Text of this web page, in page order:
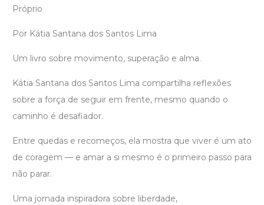
Próprio
Por Kátia Santana dos Santos Lima
Um livro sobre movimento, superação e alma.
Kátia Santana dos Santos Lima compartilha reflexões
sobre a força de seguir em frente, mesmo quando o
caminho é desafiador.
Entre quedas e recomeços, ela mostra que viver é um ato
de coragem — e amar a si mesmo é o primeiro passo para
não parar.
Uma jornada inspiradora sobre liberdade,